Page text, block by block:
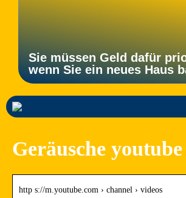
Sie müssen Geld dafür
wenn Sie ein neues Haus
Geräusche youtube
http s://m.youtube.com › channel › videos